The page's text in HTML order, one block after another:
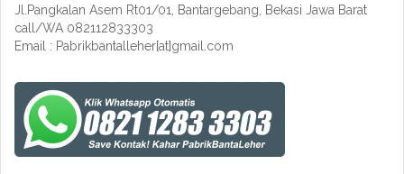
Jl.Pangkalan Asem Rt01/01, Bantargebang, Bekasi Jawa Barat
call/WA 082112833303
Email : Pabrikbantalleher[at]gmail.com